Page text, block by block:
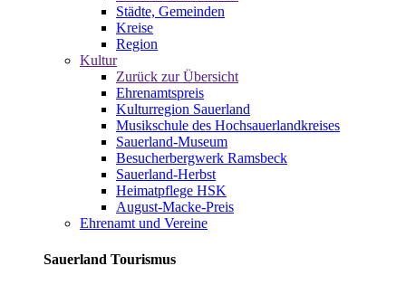
Städte, Gemeinden
Kreise
Region
Kultur
Zurück zur Übersicht
Ehrenamtspreis
Kulturregion Sauerland
Musikschule des Hochsauerlandkreises
Sauerland-Museum
Besucherbergwerk Ramsbeck
Sauerland-Herbst
Heimatpflege HSK
August-Macke-Preis
Ehrenamt und Vereine
Sauerland Tourismus